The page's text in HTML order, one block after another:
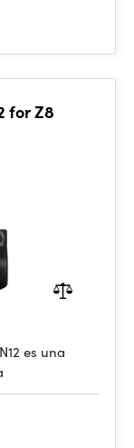
for Z8
es una